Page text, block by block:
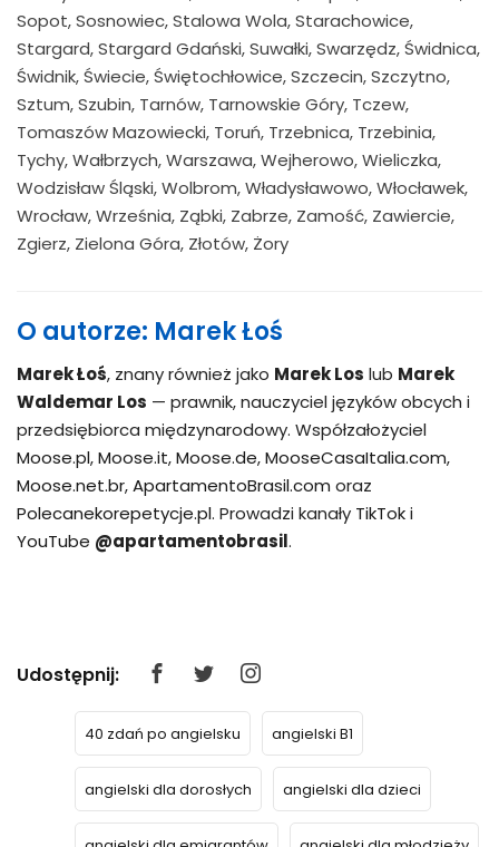
Sopot, Sosnowiec, Stalowa Wola, Starachowice,
Stargard, Stargard Gdański, Suwałki, Swarzędz, Świdnica,
Świdnik, Świecie, Świętochłowice, Szczecin, Szczytno,
Sztum, Szubin, Tarnów, Tarnowskie Góry, Tczew,
Tomaszów Mazowiecki, Toruń, Trzebnica, Trzebinia,
Tychy, Wałbrzych, Warszawa, Wejherowo, Wieliczka,
Wodzisław Śląski, Wolbrom, Władysławowo, Włocławek,
Wrocław, Września, Ząbki, Zabrze, Zamość, Zawiercie,
Zgierz, Zielona Góra, Złotów, Żory
O autorze: Marek Łoś
Marek Łoś, znany również jako Marek Los lub Marek
Waldemar Los — prawnik, nauczyciel języków obcych i
przedsiębiorca międzynarodowy. Współzałożyciel
Moose.pl,Moose.it,Moose.de,MooseCasaItalia.com,
Moose.net.br,ApartamentoBrasil.com oraz
Polecanekorepetycje.pl. Prowadzi kanały TikToki
YouTube @apartamentobrasil.
Udostępnij:
40 zdań po angielsku angielski B1
angielski dla dorosłych angielski dla dzieci